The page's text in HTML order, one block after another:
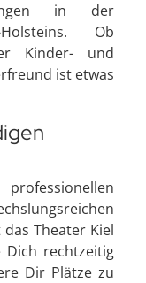
in der
Holsteins. Ob
Kinder- und
ist etwas
Theater Kiel
Dich rechtzeitig
Dir Plätze zu